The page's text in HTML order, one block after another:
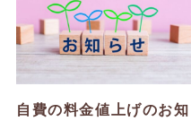
自費の料金値上げのお知